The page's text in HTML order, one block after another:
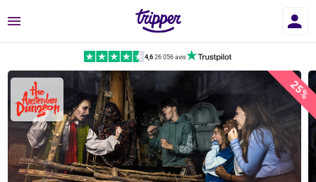
Menu
4,6|26 056 avis
25%